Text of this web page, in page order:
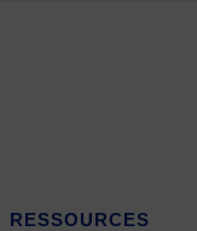
RESSOURCES